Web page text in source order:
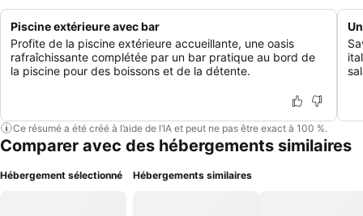
Piscine extérieure avec bar
Profite de la piscine extérieure accueillante, une oasis
rafraîchissante complétée par un bar pratique au bord de
la piscine pour des boissons et de la détente.
Ce résumé a été créé à l’aide de l’IA et peut ne pas être exact à 100 %.
Comparer avec des hébergements similaires
Hébergement sélectionné Hébergements similaires